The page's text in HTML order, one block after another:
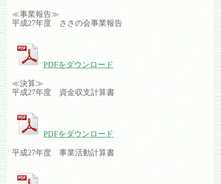
≪事業報告≫
平成27年度 ささの会事業報告
PDFをダウンロード
≪決算≫
平成27年度 資金収支計算書
PDFをダウンロード
平成27年度 事業活動計算書